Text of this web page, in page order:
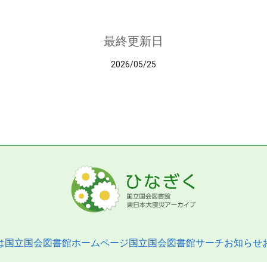
最終更新日
2026/05/25
国立国会図書館ホームページ国立国会図書館サーチお知らせ